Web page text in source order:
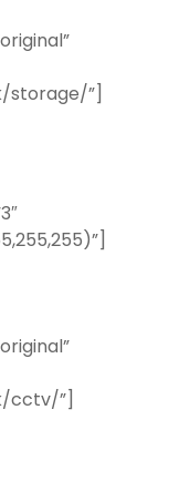
storage/”]
cctv/”]